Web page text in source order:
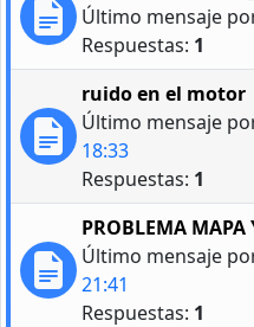
Último mensaje
Respuestas: 1
ruido en el motor
Último mensaje
18:33
Respuestas: 1
PROBLEMA MAPA
Último mensaje
21:41
Respuestas: 1